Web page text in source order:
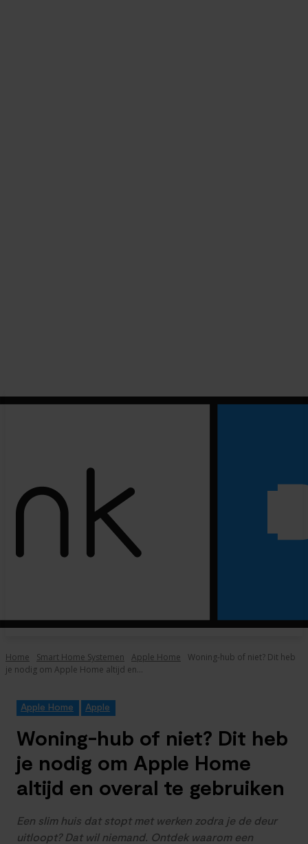
Home Smart Home Systemen Apple Home
Woning-hub of niet? Dit heb
je nodig om Apple Home altijd en...
Apple Home Apple
Woning-hub of niet? Dit heb
je nodig om Apple Home
altijd en overal te gebruiken
Een slim huis dat stopt met werken zodra je de deur
uitloopt? Dat wil niemand. Ontdek waarom een